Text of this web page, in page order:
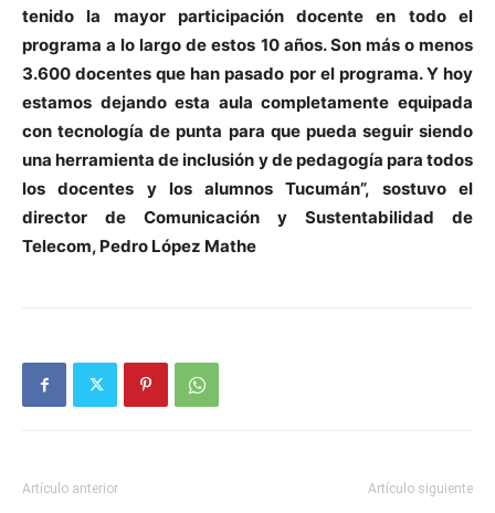
tenido la mayor participación docente en todo el
programa a lo largo de estos 10 años. Son más o menos
3.600 docentes que han pasado por el programa. Y hoy
estamos dejando esta aula completamente equipada
con tecnología de punta para que pueda seguir siendo
una herramienta de inclusión y de pedagogía para todos
los docentes y los alumnos Tucumán”, sostuvo el
director de Comunicación y Sustentabilidad de
Telecom, Pedro López Mathe
Artículo anterior Artículo siguiente